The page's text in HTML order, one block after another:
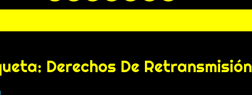
Derechos De Retransmisión